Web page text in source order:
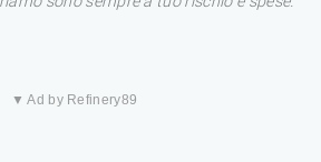
▼ Ad by Refinery89